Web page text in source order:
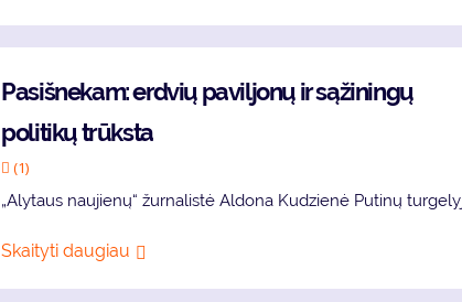
Pasišnekam: erdvių paviljonų ir sąžiningų
politikų trūksta
(1)
„Alytaus naujienų“ žurnalistė Aldona Kudzienė Putinų
Skaityti daugiau